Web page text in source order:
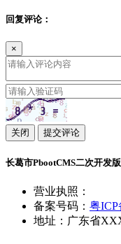
回复评论：
×
关闭 提交评论
长葛市PbootCMS二次开发
营业执照：
备案号码： 粤ICP
地址：广东省